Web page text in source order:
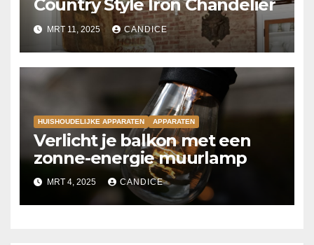
Country Style Iron Chandelier
MRT 11, 2025 CANDICE
HUISHOUDELIJKE APPARATEN APPARATEN
Verlicht je balkon met een
zonne-energie muurlamp
MRT 4, 2025 CANDICE